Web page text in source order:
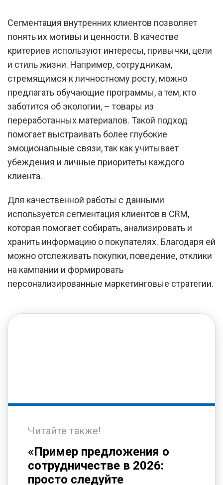
Сегментация внутренних клиентов позволяет
понять их мотивы и ценности. В качестве
критериев используют интересы, привычки, цели
и стиль жизни. Например, сотрудникам,
стремящимся к личностному росту, можно
предлагать обучающие программы, а тем, кто
заботится об экологии, – товары из
переработанных материалов. Такой подход
помогает выстраивать более глубокие
эмоциональные связи, так как учитывает
убеждения и личные приоритеты каждого
клиента.
Для качественной работы с данными
используется сегментация клиентов в CRM,
которая помогает собирать, анализировать и
хранить информацию о покупателях. Благодаря ей
можно отслеживать покупки, поведение, отклики
на кампании и формировать
персонализированные маркетинговые стратегии.
Читайте также!
«Пример предложения о
сотрудничестве в 2026:
просто следуйте